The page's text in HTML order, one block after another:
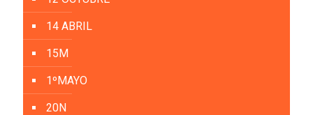
14 ABRIL
15M
1ºMAYO
20N